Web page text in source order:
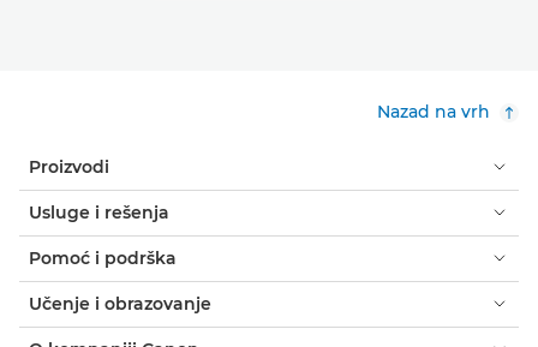
Nazad na vrh
Proizvodi
Usluge i rešenja
Pomoć i podrška
Učenje i obrazovanje